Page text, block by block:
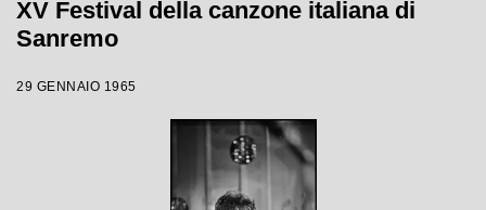
XV Festival della canzone italiana di
Sanremo
29 GENNAIO 1965